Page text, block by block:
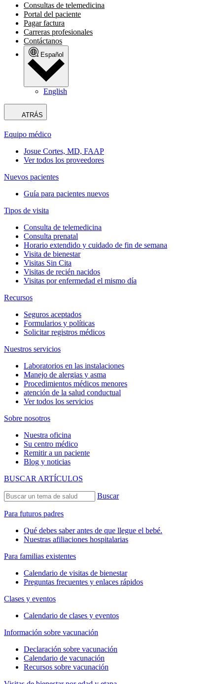
Consultas de telemedicina
Portal del paciente
Pagar factura
Carreras profesionales
Contáctanos
Español
English
ATRÁS
Equipo médico
Josue Cortes, MD, FAAP
Ver todos los proveedores
Nuevos pacientes
Guía para pacientes nuevos
Tipos de visita
Consulta de telemedicina
Consulta prenatal
Horario extendido y cuidado de fin de semana
Visita de bienestar
Visitas Sin Cita
Visitas de recién nacidos
Visitas por enfermedad el mismo día
Recursos
Seguros aceptados
Formularios y políticas
Solicitar registros médicos
Nuestros servicios
Laboratorios en las instalaciones
Manejo de alergias y asma
Procedimientos médicos menores
atención de la salud conductual
Ver todos los servicios
Sobre nosotros
Nuestra oficina
Su centro médico
Remitir a un paciente
Blog y noticias
BUSCAR ARTÍCULOS
Buscar
Para futuros padres
Qué debes saber antes de que llegue el bebé.
Nuestras afiliaciones hospitalarias
Para familias existentes
Calendario de visitas de bienestar
Preguntas frecuentes y enlaces rápidos
Clases y eventos
Calendario de clases y eventos
Información sobre vacunación
Declaración sobre vacunación
Calendario de vacunación
Recursos sobre vacunación